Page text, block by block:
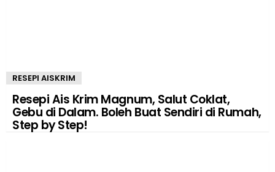
RESEPI AISKRIM
Resepi Ais Krim Magnum, Salut Coklat,
Gebu di Dalam. Boleh Buat Sendiri di Rumah,
Step by Step!